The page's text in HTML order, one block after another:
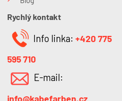
Rychlý kontakt
Info linka: +420 775
595 710
E-mail:
info@kabefarben.cz